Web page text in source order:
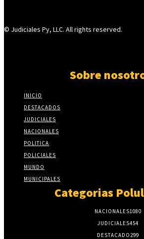
© Judiciales Py, LLC. All rights reserved.
Sobre
INICIO
DESTACADOS
JUDICIALES
NACIONALES
POLITICA
POLICIALES
MUNDO
MUNICIPALES
Categorias
NACIONALES1080
JUDICIALES454
DESTACADO299